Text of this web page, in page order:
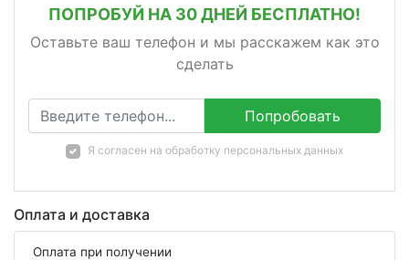
ПОПРОБУЙ НА 30 ДНЕЙ БЕСПЛАТНО!
Оставьте ваш телефон и мы расскажем как это
сделать
Попробовать
Я согласен на обработку персональных данных
Оплата и доставка
Оплата при получении